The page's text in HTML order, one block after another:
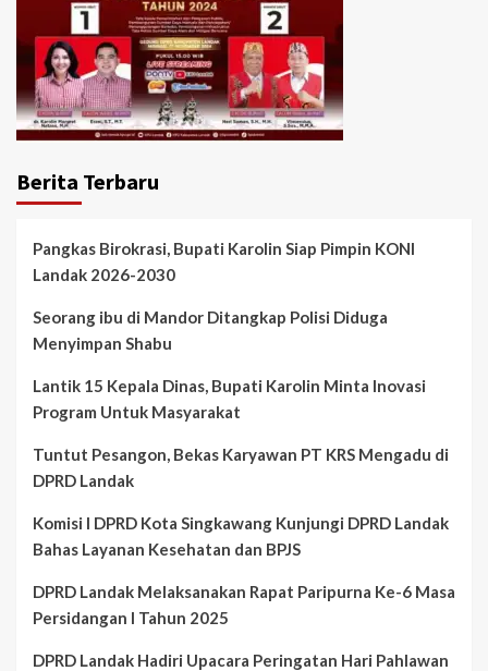
Berita Terbaru
Pangkas Birokrasi, Bupati Karolin Siap Pimpin KONI
Landak 2026-2030
Seorang ibu di Mandor Ditangkap Polisi Diduga
Menyimpan Shabu
Lantik 15 Kepala Dinas, Bupati Karolin Minta Inovasi
Program Untuk Masyarakat
Tuntut Pesangon, Bekas Karyawan PT KRS Mengadu di
DPRD Landak
Komisi I DPRD Kota Singkawang Kunjungi DPRD Landak
Bahas Layanan Kesehatan dan BPJS
DPRD Landak Melaksanakan Rapat Paripurna Ke-6 Masa
Persidangan I Tahun 2025
DPRD Landak Hadiri Upacara Peringatan Hari Pahlawan